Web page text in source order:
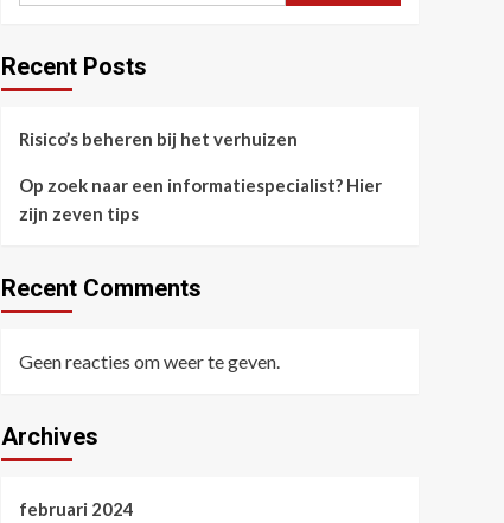
Recent Posts
Risico’s beheren bij het verhuizen
Op zoek naar een informatiespecialist? Hier
zijn zeven tips
Recent Comments
Geen reacties om weer te geven.
Archives
februari 2024